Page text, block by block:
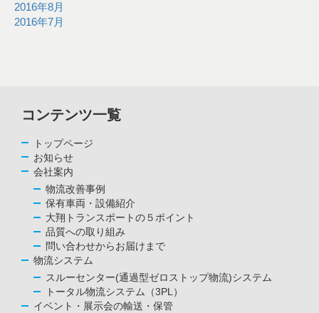
2016年8月
2016年7月
コンテンツ一覧
トップページ
お知らせ
会社案内
物流改善事例
保有車両・設備紹介
大翔トランスポートの５ポイント
品質への取り組み
問い合わせからお届けまで
物流システム
スルーセンター(通過型ゼロストップ物流)システム
トータル物流システム（3PL）
イベント・展示会の輸送・保管